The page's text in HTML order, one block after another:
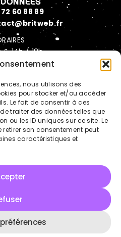
nous utilisons des
pour stocker et/ou accéder
Le fait de consentir à ces
traiter des données telles que
ou les ID uniques sur ce site. Le
son consentement peut
caractéristiques et
60 88 89
& 14h / 18h
vendredi
rendez-vous
IA
sécurisé
- BRITWEB